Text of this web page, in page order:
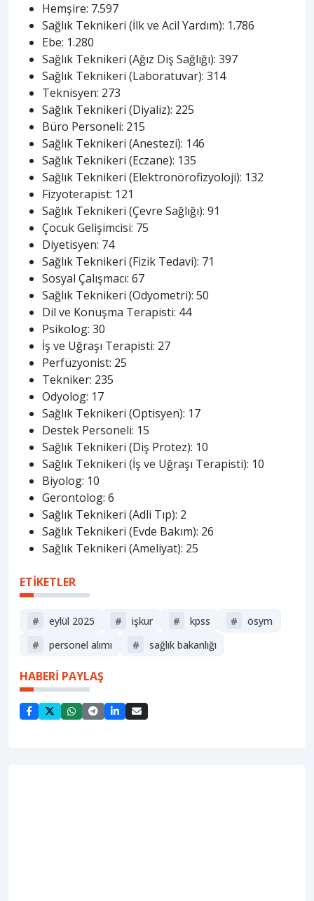
Hemşire: 7.597
Sağlık Teknikeri (İlk ve Acil Yardım): 1.786
Ebe: 1.280
Sağlık Teknikeri (Ağız Diş Sağlığı): 397
Sağlık Teknikeri (Laboratuvar): 314
Teknisyen: 273
Sağlık Teknikeri (Diyaliz): 225
Büro Personeli: 215
Sağlık Teknikeri (Anestezi): 146
Sağlık Teknikeri (Eczane): 135
Sağlık Teknikeri (Elektronörofizyoloji): 132
Fizyoterapist: 121
Sağlık Teknikeri (Çevre Sağlığı): 91
Çocuk Gelişimcisi: 75
Diyetisyen: 74
Sağlık Teknikeri (Fizik Tedavi): 71
Sosyal Çalışmacı: 67
Sağlık Teknikeri (Odyometri): 50
Dil ve Konuşma Terapisti: 44
Psikolog: 30
İş ve Uğraşı Terapisti: 27
Perfüzyonist: 25
Tekniker: 235
Odyolog: 17
Sağlık Teknikeri (Optisyen): 17
Destek Personeli: 15
Sağlık Teknikeri (Diş Protez): 10
Sağlık Teknikeri (İş ve Uğraşı Terapisti): 10
Biyolog: 10
Gerontolog: 6
Sağlık Teknikeri (Adli Tıp): 2
Sağlık Teknikeri (Evde Bakım): 26
Sağlık Teknikeri (Ameliyat): 25
ETİKETLER
# eylül 2025 # i̇şkur # kpss #
ösym
#
personel alımı # sağlik bakanliği
HABERİ PAYLAŞ